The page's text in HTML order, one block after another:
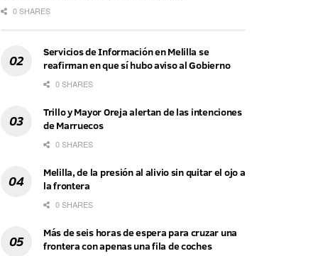
0 SHARES
Servicios de Información en Melilla se
reafirman en que sí hubo aviso al Gobierno
0 SHARES
Trillo y Mayor Oreja alertan de las intenciones
de Marruecos
0 SHARES
Melilla, de la presión al alivio sin quitar el ojo a
la frontera
0 SHARES
Más de seis horas de espera para cruzar una
frontera con apenas una fila de coches